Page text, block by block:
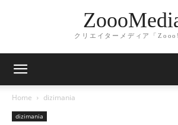
クリエイターメディア「
Home dizimania
dizimania